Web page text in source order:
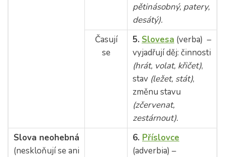
pětinásobný, patery,
desátý).
Časují
se
5. Slovesa (verba) –
vyjadřují děj: činnosti
(hrát, volat, křičet),
stav (ležet, stát),
změnu stavu
(zčervenat,
zestárnout).
Slova neohebná
(neskloňují se ani
6. Příslovce
(adverbia) –